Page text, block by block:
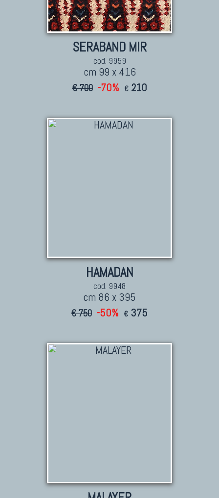
Kilim Nuovi
Nuovissimi Kilim India
Arazzi E RicamiSERABAND MIR
cod. 9959
cm 99 x 416
€ 700 -70% € 210
HAMADAN
cod. 9948
cm 86 x 395
€ 750 -50% € 375